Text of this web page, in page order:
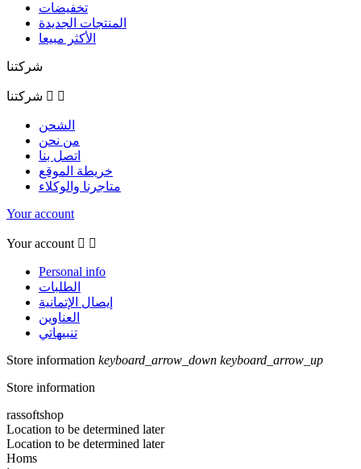
تخفيضات
المنتجات الجديدة
الأكثر مبيعا
شركتنا
شركتنا  
الشحن
من نحن
اتصل بنا
خريطة الموقع
متاجرنا والوكلاء
Your account
Your account  
Personal info
الطلبات
إيصال الإتمانية
العناوين
تنبيهاتي
Store information keyboard_arrow_down keyboard_arrow_up
Store information
rassoftshop
Location to be determined later
Location to be determined later
Homs